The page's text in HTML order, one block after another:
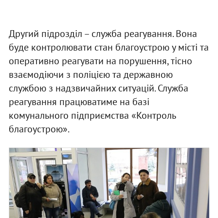
Другий підрозділ – служба реагування. Вона
буде контролювати стан благоустрою у місті та
оперативно реагувати на порушення, тісно
взаємодіючи з поліцією та державною
службою з надзвичайних ситуацій. Служба
реагування працюватиме на базі
комунального підприємства «Контроль
благоустрою».